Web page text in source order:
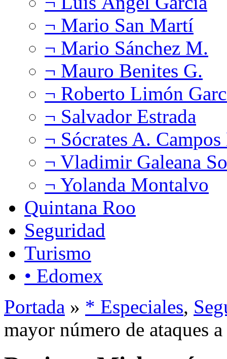
¬ Mario San Martí
¬ Mario Sánchez M.
¬ Mauro Benites G.
¬ Roberto Limón
¬ Salvador Estrada
¬ Sócrates A.
¬ Vladimir Galeana
¬ Yolanda Montalvo
Quintana Roo
Seguridad
Turismo
• Edomex
Portada » * Especiales,
mayor número de ataques